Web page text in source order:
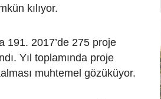
kılıyor.
191. 2017’de 275 proje
Yıl toplamında proje
muhtemel gözüküyor.